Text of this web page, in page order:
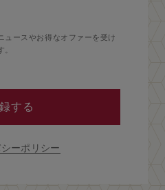
ュースやお得なオファーを受け
。
する
ーポリシー